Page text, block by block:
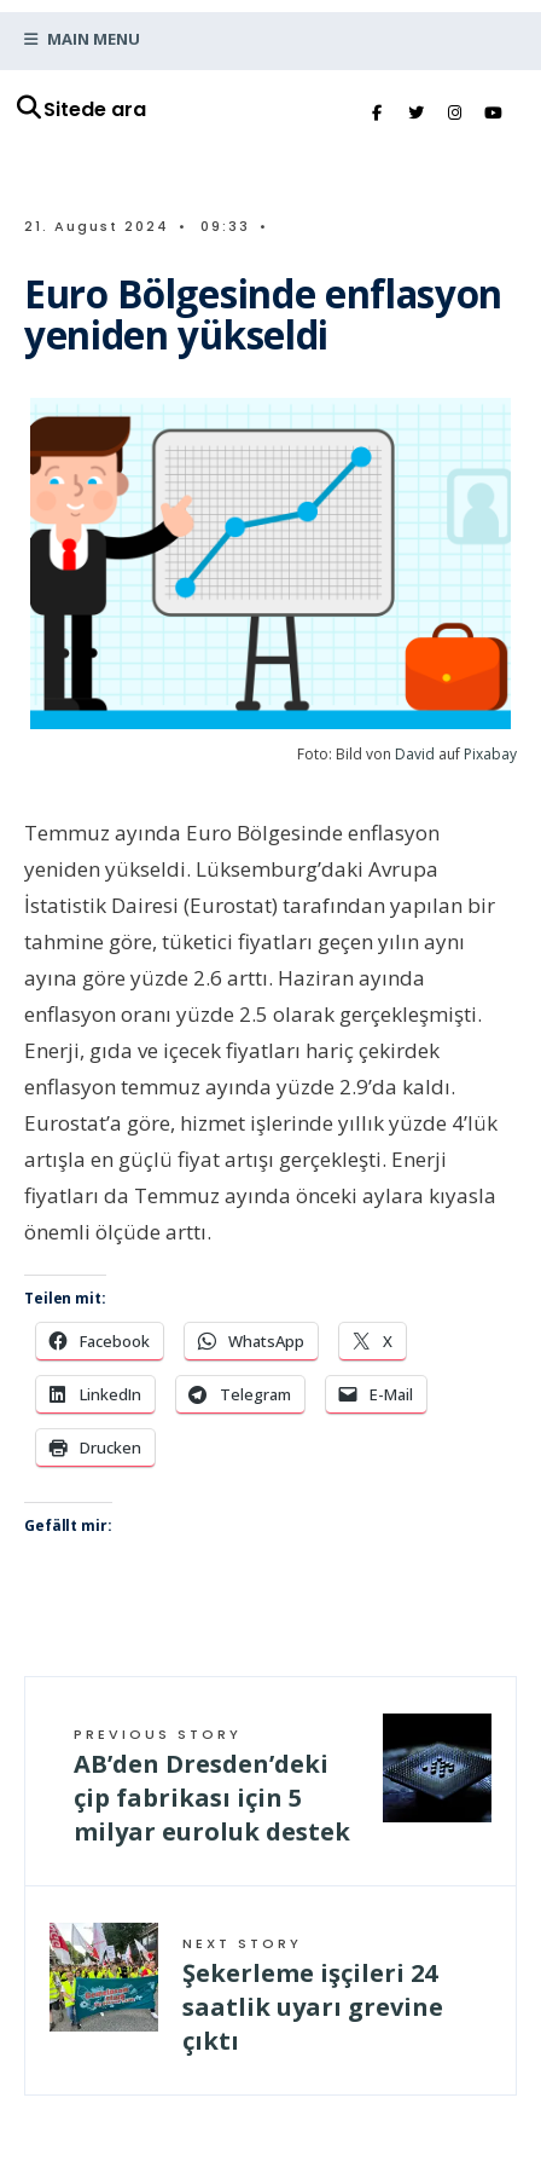
Sitede ara
MAIN MENU
21. August 2024 • 09:33 •
Euro Bölgesinde enflasyon
yeniden yükseldi
Foto: Bild von David auf Pixabay
Temmuz ayında Euro Bölgesinde enflasyon
yeniden yükseldi. Lüksemburg’daki Avrupa
İstatistik Dairesi (Eurostat) tarafından yapılan bir
tahmine göre, tüketici fiyatları geçen yılın aynı
ayına göre yüzde 2.6 arttı. Haziran ayında
enflasyon oranı yüzde 2.5 olarak gerçekleşmişti.
Enerji, gıda ve içecek fiyatları hariç çekirdek
enflasyon temmuz ayında yüzde 2.9’da kaldı.
Eurostat’a göre, hizmet işlerinde yıllık yüzde 4’lük
artışla en güçlü fiyat artışı gerçekleşti. Enerji
fiyatları da Temmuz ayında önceki aylara kıyasla
önemli ölçüde arttı.
Teilen mit:
Facebook WhatsApp X
LinkedIn Telegram E-Mail
Drucken
Gefällt mir:
PREVIOUS STORY
AB’den Dresden’deki
çip fabrikası için 5
milyar euroluk destek
NEXT STORY
Şekerleme işçileri 24
saatlik uyarı grevine
çıktı